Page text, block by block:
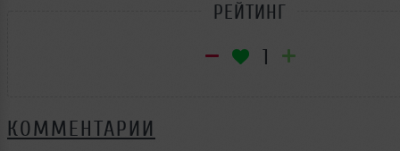
РЕЙТИНГ
1
КОММЕНТАРИИ